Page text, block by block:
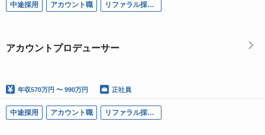
中途採用 アカウント職 リファラル採用可
アカウントプロデューサー
年収570万円 〜 990万円 正社員
中途採用 アカウント職 リファラル採用可